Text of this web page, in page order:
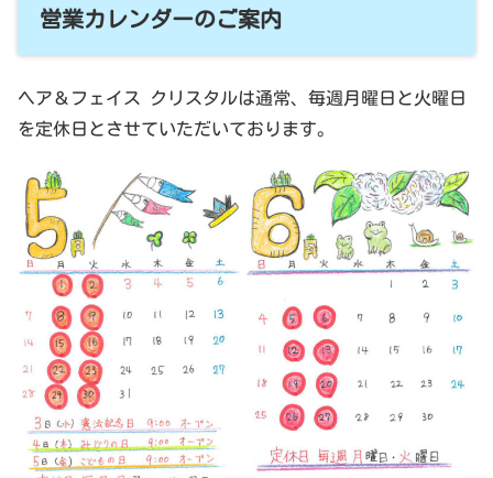
営業カレンダーのご案内
ヘア＆フェイス クリスタルは通常、毎週月曜日と火曜日
を定休日とさせていただいております。